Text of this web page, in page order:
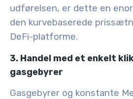
udførelsen, er dette en
den kurvebaserede
DeFi-platforme.
3. Handel med et enkelt
gasgebyrer
Gasgebyrer og konstante